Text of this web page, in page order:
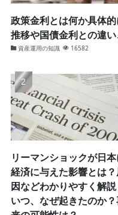
政策金利とは何か具体
推移や国債金利との違
資産運用の知識 16582
リーマンショックが日
経済に与えた影響とは
因などわかりやすく解説
いつ、なぜ起きたのか